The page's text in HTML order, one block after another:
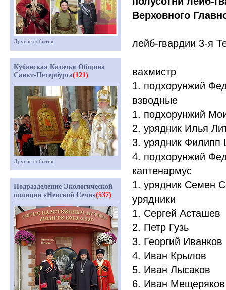
Верховного
лейб-гвардии 3-я
вахмистр
1. подхорунжий
взводные
1. подхорунжий
2. урядник Илья
3. урядник
4. подхорунжий
каптенармус
1. урядник Семен
урядники
1. Сергей Асташев
2. Петр Гузь
3. Георгий Иванков
4. Иван Крылов
5. Иван Лысаков
6. Иван
Другие события
Кубанская Казачья Община
Санкт-Петербурга(121)
Другие события
Подразделение Экологической
полиции «Невской Сечи»(537)